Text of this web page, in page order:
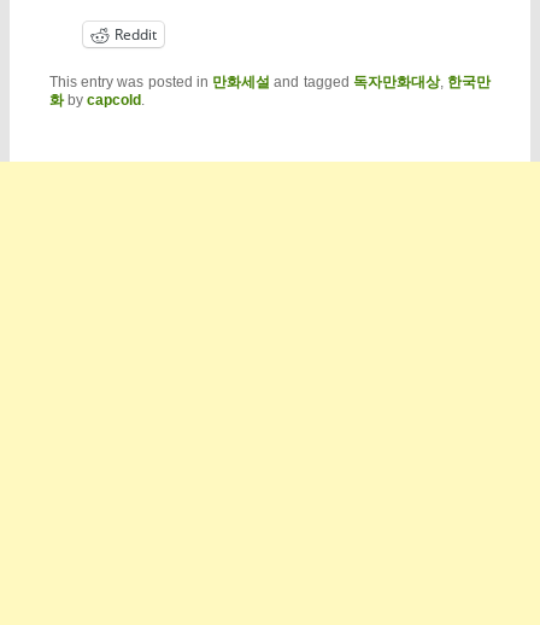
Reddit
This entry was posted in 만화세설 and tagged독자만화대상, 한국만
화by capcold .